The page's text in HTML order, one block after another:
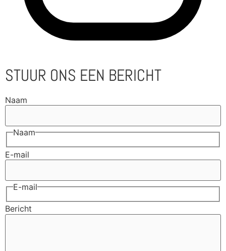
STUUR ONS EEN BERICHT
Naam
Naam
E-mail
E-mail
Bericht